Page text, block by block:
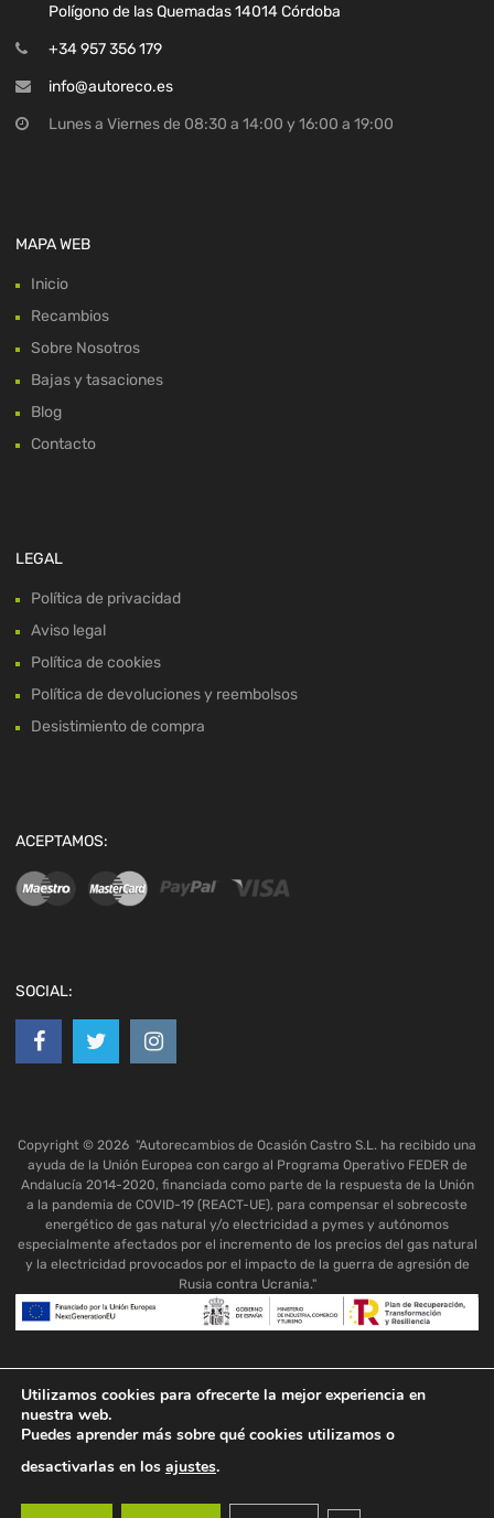
Polígono de las Quemadas 14014 Córdoba
+34 957 356 179
info@autoreco.es
Lunes a Viernes de 08:30 a 14:00 y 16:00 a 19:00
MAPA WEB
Inicio
Recambios
Sobre Nosotros
Bajas y tasaciones
Blog
Contacto
LEGAL
Política de privacidad
Aviso legal
Política de cookies
Política de devoluciones y reembolsos
Desistimiento de compra
ACEPTAMOS:
SOCIAL:
Copyright © 2026 "Autorecambios de Ocasión Castro S.L. ha recibido una
ayuda de la Unión Europea con cargo al Programa Operativo FEDER de
Andalucía 2014-2020, financiada como parte de la respuesta de la Unión
a la pandemia de COVID-19 (REACT-UE), para compensar el sobrecoste
energético de gas natural y/o electricidad a pymes y autónomos
especialmente afectados por el incremento de los precios del gas natural
y la electricidad provocados por el impacto de la guerra de agresión de
Rusia contra Ucrania."
Utilizamos cookies para ofrecerte la mejor experiencia en
nuestra web.
Puedes aprender más sobre qué cookies utilizamos o
desactivarlas en los ajustes.